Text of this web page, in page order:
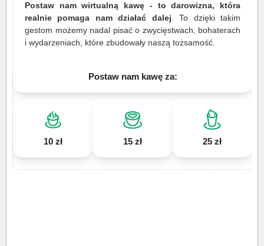
Postaw nam wirtualną kawę - to darowizna, która
realnie pomaga nam działać dalej . To dzięki takim
gestom możemy nadal pisać o zwycięstwach, bohaterach
i wydarzeniach, które zbudowały naszą tożsamość.
Postaw nam kawę za:
10 zł 15 zł 25 zł